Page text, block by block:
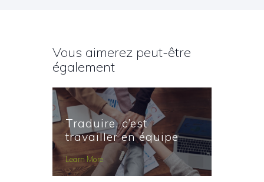
Vous aimerez peut-être
également
Traduire, c’est
travailler en équipe
Learn More